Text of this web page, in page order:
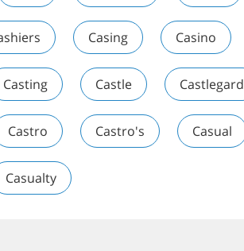
Casing Casino
Casting Castle Castlegard
Castro Castro's Casual
Casualty